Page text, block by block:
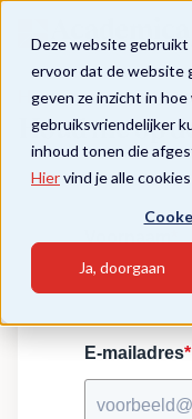
Deze website gebruikt
ervoor dat de website
geven ze inzicht in
gebruiksvriendelijker
inhoud tonen die
Hiervind je alle
Ja, doorgaan
How Teaching and
Houd me op
E-mailadres*